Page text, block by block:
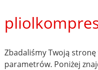
Zbadaliśmy Twoją
parametrów. Poniżej